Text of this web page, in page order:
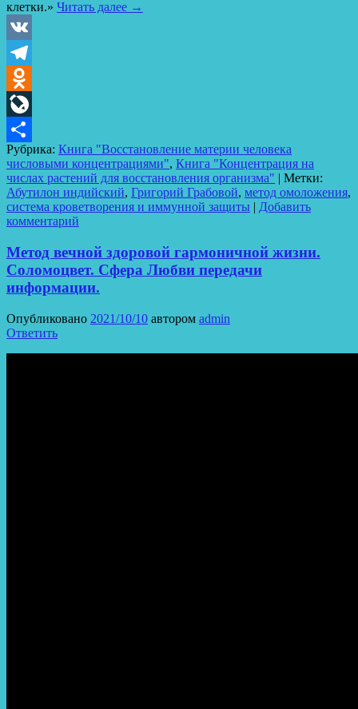
клетки.» Читать далее →
VK
Telegram
Odnoklassniki
LiveJournal
Отправить
Рубрика: Книга "Восстановление материи человека
числовыми концентрациями", Книга "Концентрация на
числах растений для восстановления организма" | Метки:
Абутилон индийский, Григорий Грабовой, метод омоложения,
система кроветворения и иммунной защиты | Добавить
комментарий
Метод вечной здоровой гармоничной жизни.
Соломоцвет. Сфера Любви передачи
информации.
Опубликовано 2021/10/10 автором admin
Ответить